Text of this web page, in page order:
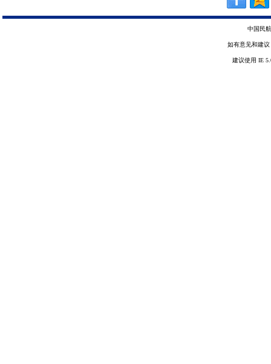
中国民
如有意见和建议
建议使用 IE